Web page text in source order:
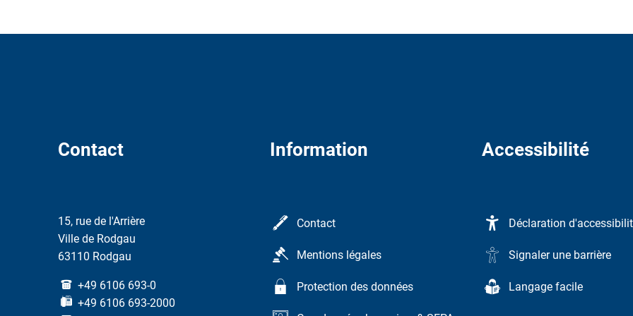
Contact
15, rue de l'Arrière
Ville de Rodgau
63110 Rodgau
+49 6106 693-0
+49 6106 693-2000
Information
Contact
Mentions légales
Protection des données
Accessibilité
Déclaration
Signaler une barrière
Langage facile